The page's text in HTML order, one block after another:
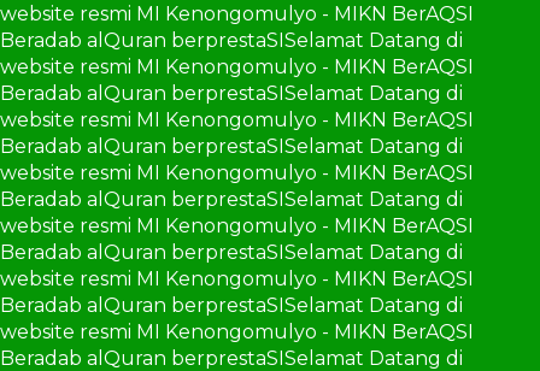
website resmi MI Kenongomulyo - MIKN BerAQSI
Beradab alQuran berprestaSISelamat Datang di
website resmi MI Kenongomulyo - MIKN BerAQSI
Beradab alQuran berprestaSISelamat Datang di
website resmi MI Kenongomulyo - MIKN BerAQSI
Beradab alQuran berprestaSISelamat Datang di
website resmi MI Kenongomulyo - MIKN BerAQSI
Beradab alQuran berprestaSISelamat Datang di
website resmi MI Kenongomulyo - MIKN BerAQSI
Beradab alQuran berprestaSISelamat Datang di
website resmi MI Kenongomulyo - MIKN BerAQSI
Beradab alQuran berprestaSISelamat Datang di
website resmi MI Kenongomulyo - MIKN BerAQSI
Beradab alQuran berprestaSISelamat Datang di